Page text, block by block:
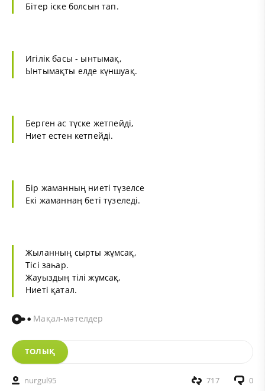
Бітер іске болсын тап.
Игілік басы - ынтымақ,
Ынтымақты елде күншуақ.
Берген ас түске жетпейді,
Ниет естен кетпейді.
Бір жаманның ниеті түзелсе
Екі жаманнаң беті түзеледі.
Жыланның сырты жұмсақ,
Тісі заһар.
Жауыздың тілі жұмсақ,
Ниеті қатал.
Мақал-мәтелдер
ТОЛЫҚ
nurgul95 0
717